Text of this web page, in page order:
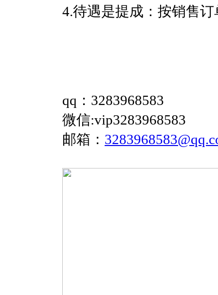
4.待遇是提成：按销售订
qq：3283968583
微信:vip3283968583
邮箱：